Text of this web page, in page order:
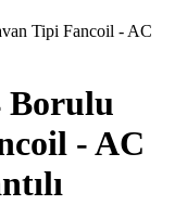
Tipi Fancoil - AC
Borulu
- AC